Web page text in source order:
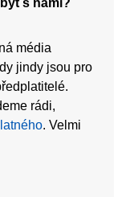
média
jindy jsou pro
rádi,
. Velmi